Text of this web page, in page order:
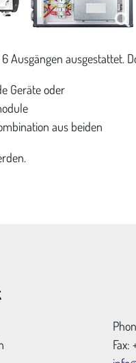
Ausgängen ausgestattet.
Geräte oder
aus beiden